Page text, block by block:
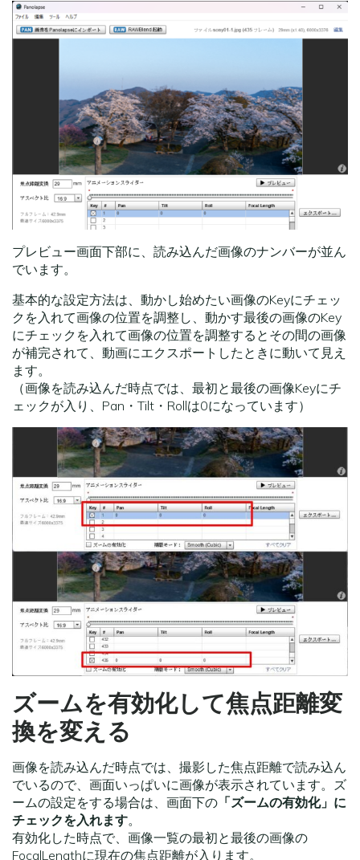
プレビュー画面下部に、読み込んだ画像のナンバーが並ん
でいます。
基本的な設定方法は、動かし始めたい画像のKeyにチェッ
クを入れて画像の位置を調整し、動かす最後の画像のKey
にチェックを入れて画像の位置を調整するとその間の画像
が補完されて、動画にエクスポートしたときに動いて見え
ます。
（画像を読み込んだ時点では、最初と最後の画像Keyにチ
ェックが入り、Pan・Tilt・Rollは0になっています）
ズームを有効化して焦点距離変
換を変える
画像を読み込んだ時点では、撮影した焦点距離で読み込ん
でいるので、画面いっぱいに画像が表示されています。ズ
ームの設定をする場合は、画面下の 「ズームの有効化」に
チェックを入れます。
有効化した時点で、画像一覧の最初と最後の画像の
FocalLengthに現在の焦点距離が入ります。